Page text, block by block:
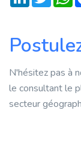
N'hésitez pas à
le consultant le
secteur